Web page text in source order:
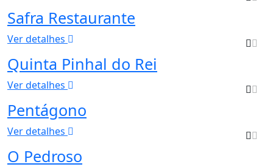
Safra Restaurante
Ver detalhes
Quinta Pinhal do Rei
Ver detalhes
Pentágono
Ver detalhes
O Pedroso